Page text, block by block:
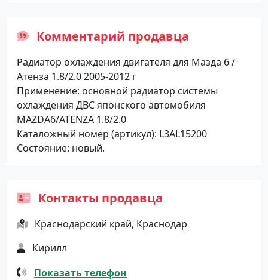
Комментарий продавца
Радиатор охлаждения двигателя для Мазда 6 /
Атенза 1.8/2.0 2005-2012 г
Применение: основной радиатор системы
охлаждения ДВС японского автомобиля
MAZDA6/ATENZA 1.8/2.0
Каталожный номер (артикул): L3AL15200
Состояние: новый.
Контакты продавца
Краснодарский край, Краснодар
Кирилл
Показать телефон